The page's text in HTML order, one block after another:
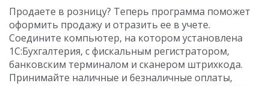
Продаете в розницу? Теперь программа поможет
оформить продажу и отразить ее в учете.
Соедините компьютер, на котором установлена
1С:Бухгалтерия, с фискальным регистратором,
банковским терминалом и сканером штрихкода.
Принимайте наличные и безналичные оплаты,